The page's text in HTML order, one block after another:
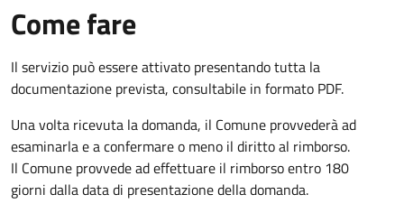
Come fare
Il servizio può essere attivato presentando tutta la
documentazione prevista, consultabile in formato PDF.
Una volta ricevuta la domanda, il Comune provvederà ad
esaminarla e a confermare o meno il diritto al rimborso.
Il Comune provvede ad effettuare il rimborso entro 180
giorni dalla data di presentazione della domanda.